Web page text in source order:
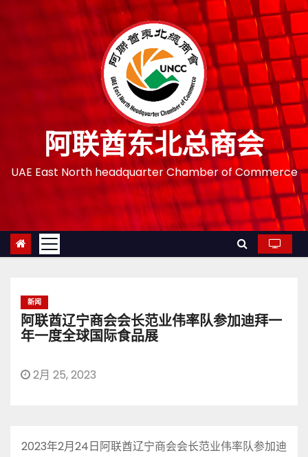
阿联酋东北总商会
UAE East North headquarter Chamber of Commerce
新闻
阿联酋辽宁商会会长范业伟率队参加迪拜一
年一度全球国际食品展
2月 25, 2023
2023年2月24日阿联酋辽宁商会会长范业伟率队参加迪